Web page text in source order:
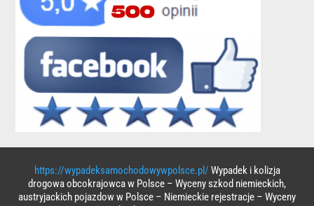
https://wypadeksamochodowywpolsce.pl/ Wypadek i kolizja
drogowa obcokrajowca w Polsce – Wyceny szkod niemieckich,
austryjackich pojazdow w Polsce – Niemieckie rejestracje – Wyceny